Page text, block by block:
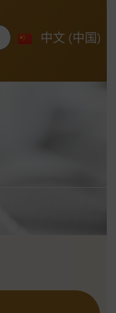
中文 (中国)
English